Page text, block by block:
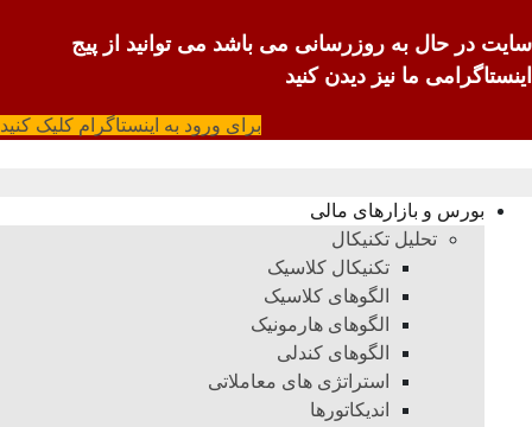
سایت در حال به روزرسانی می باشد می توانید از پیج
اینستاگرامی ما نیز دیدن کنید
برای ورود به اینستاگرام کلیک کنید
بورس و بازارهای مالی
تحلیل تکنیکال
تکنیکال کلاسیک
الگوهای کلاسیک
الگوهای هارمونیک
الگوهای کندلی
استراتژی های معاملاتی
اندیکاتورها